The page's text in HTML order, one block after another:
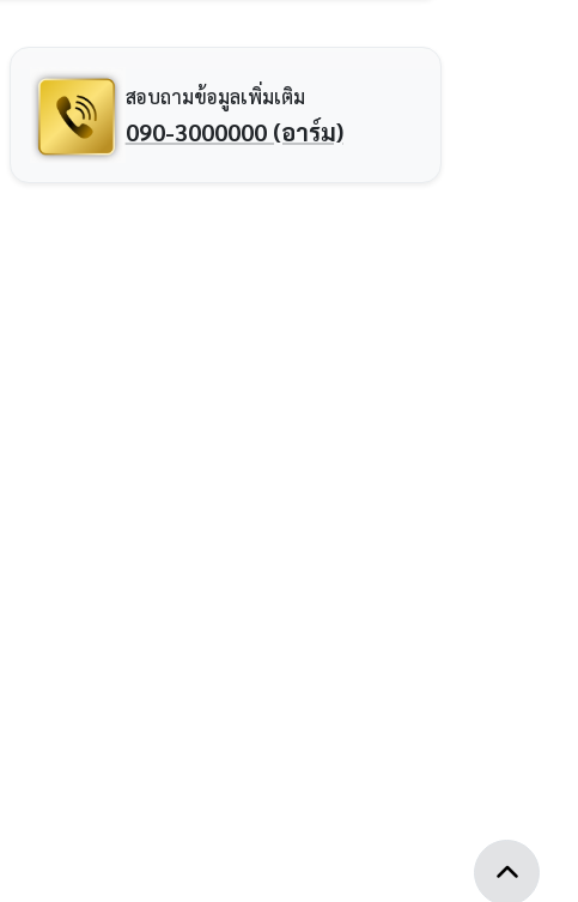
สอบถามข้อมูลเพิ่มเติม
090-3000000 (อาร์ม)